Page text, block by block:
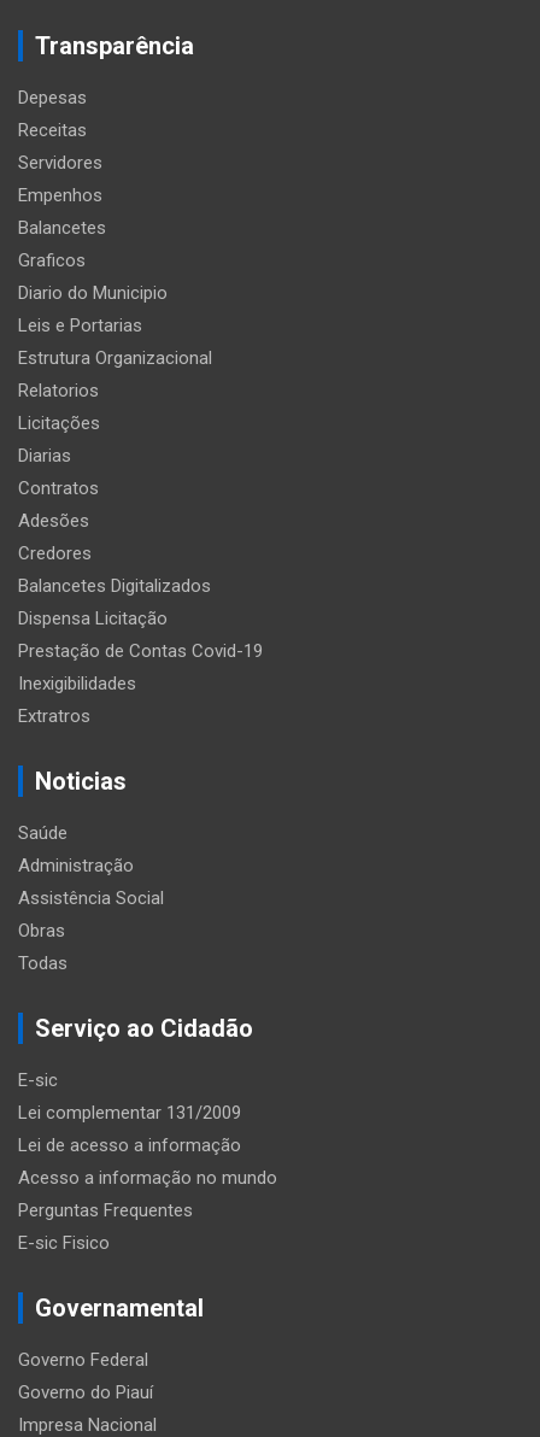
Transparência
Depesas
Receitas
Servidores
Empenhos
Balancetes
Graficos
Diario do Municipio
Leis e Portarias
Estrutura Organizacional
Relatorios
Licitações
Diarias
Contratos
Adesões
Credores
Balancetes Digitalizados
Dispensa Licitação
Prestação de Contas Covid-19
Inexigibilidades
Extratros
Noticias
Saúde
Administração
Assistência Social
Obras
Todas
Serviço ao Cidadão
E-sic
Lei complementar 131/2009
Lei de acesso a informação
Acesso a informação no mundo
Perguntas Frequentes
E-sic Fisico
Governamental
Governo Federal
Governo do Piauí
Impresa Nacional